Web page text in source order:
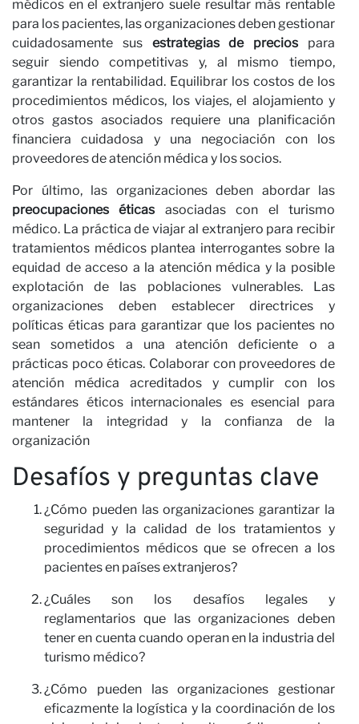
médicos en el extranjero suele resultar más rentable
para los pacientes, las organizaciones deben gestionar
cuidadosamente sus estrategias de precios para
seguir siendo competitivas y, al mismo tiempo,
garantizar la rentabilidad. Equilibrar los costos de los
procedimientos médicos, los viajes, el alojamiento y
otros gastos asociados requiere una planificación
financiera cuidadosa y una negociación con los
proveedores de atención médica y los socios.
Por último, las organizaciones deben abordar las
preocupaciones éticas asociadas con el turismo
médico. La práctica de viajar al extranjero para recibir
tratamientos médicos plantea interrogantes sobre la
equidad de acceso a la atención médica y la posible
explotación de las poblaciones vulnerables. Las
organizaciones deben establecer directrices y
políticas éticas para garantizar que los pacientes no
sean sometidos a una atención deficiente o a
prácticas poco éticas. Colaborar con proveedores de
atención médica acreditados y cumplir con los
estándares éticos internacionales es esencial para
mantener la integridad y la confianza de la
organización
Desafíos y preguntas clave
¿Cómo pueden las organizaciones garantizar la
seguridad y la calidad de los tratamientos y
procedimientos médicos que se ofrecen a los
pacientes en países extranjeros?
¿Cuáles son los desafíos legales y
reglamentarios que las organizaciones deben
tener en cuenta cuando operan en la industria del
turismo médico?
¿Cómo pueden las organizaciones gestionar
eficazmente la logística y la coordinación de los